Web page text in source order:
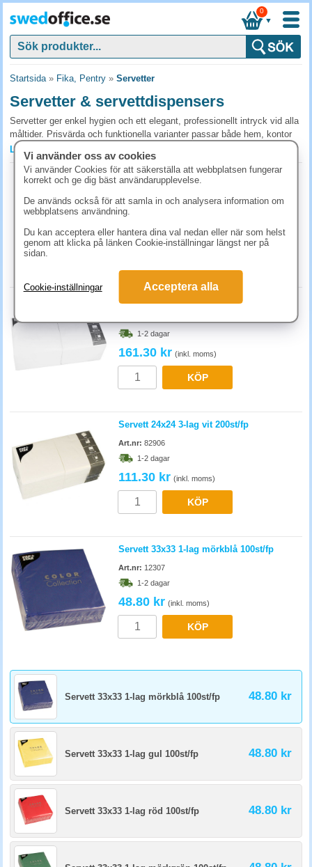
▼
0
Startsida» Fika, Pentry » Servetter
Servetter & servettdispensers
Servetter ger enkel hygien och ett elegant, professionellt intryck vid alla
måltider. Prisvärda och funktionella varianter passar både hem, kontor
och restauranger. Välj från vårt breda sortiment för rätt kvalitet, starkare
varumärkesprofil och ökad bekvämlighet - beställ enkelt idag.
Vanliga frågor och svar om servetter &
servettdispensers
Vilken servett ska jag välja till olika tillfällen?
Vita standardservetter passar dagligt fika och lunch. Färgade eller
evenemang. Svarta servetter används ofta i restaurangmiljö där
tygservetter inte är möjliga.
Hur många servetter behövs per gäst?
2-3 servetter per gäst vid lunch, 1-2 vid fika. Vid event räkna upp
marginalen, gästerna byter ofta servett. Storpack i pentryt sparar pengar
och förhindrar att de tar slut vid plötsligt besök.
Läs mer »
Servett 33x33 3-lag oliv 50st/fp
56.30 kr (inkl. moms)
Servett 33x33 3-lag vit 250st/fp
1-2 dagar
161.30 kr (inkl. moms)
KÖP
Servett 24x24 3-lag vit 200st/fp
Art.nr: 82906
1-2 dagar
111.30 kr (inkl. moms)
KÖP
Servett 33x33 1-lag mörkblå 100st/fp
Art.nr: 12307
1-2 dagar
48.80 kr (inkl. moms)
KÖP
Servett 33x33 1-lag mörkblå 100st/fp 48.80 kr
Servett 33x33 1-lag gul 100st/fp 48.80 kr
Servett 33x33 1-lag röd 100st/fp 48.80 kr
Vi använder oss av cookies
Vi använder Cookies för att säkerställa att webbplatsen fungerar
korrekt och ge dig bäst användarupplevelse.
De används också för att samla in och analysera information om
webbplatsens användning.
Du kan acceptera eller hantera dina val nedan eller när som helst
genom att klicka på länken Cookie-inställningar längst ner på
sidan.
Cookie-inställningar Acceptera alla